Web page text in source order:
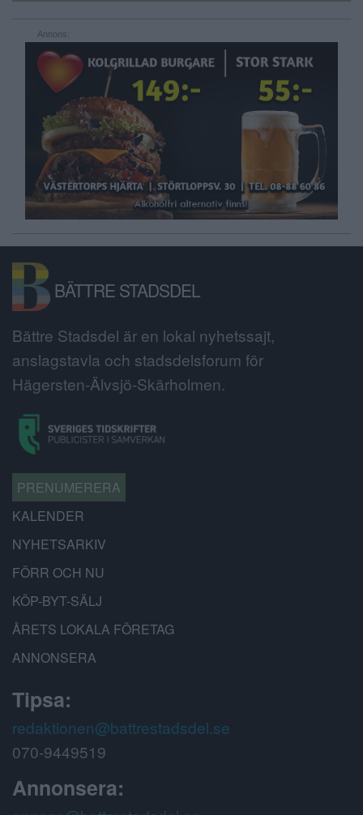
Annons:
BÄTTRE STADSDEL
Bättre Stadsdel är en lokal nyhetssajt,
anslagstavla och stadsdelsforum för
Hägersten-Älvsjö-Skärholmen.
PRENUMERERA
KALENDER
NYHETSARKIV
FÖRR OCH NU
KÖP-BYT-SÄLJ
ÅRETS LOKALA FÖRETAG
ANNONSERA
Tipsa:
redaktionen@battrestadsdel.se
070-9449519
Annonsera: